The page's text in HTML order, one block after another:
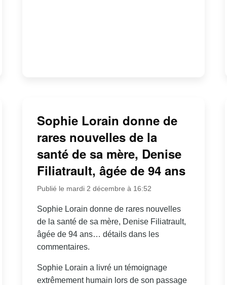
Sophie Lorain donne de
rares nouvelles de la
santé de sa mère, Denise
Filiatrault, âgée de 94 ans
Publié le mardi 2 décembre à 16:52
Sophie Lorain donne de rares nouvelles
de la santé de sa mère, Denise Filiatrault,
âgée de 94 ans… détails dans les
commentaires.
Sophie Lorain a livré un témoignage
extrêmement humain lors de son passage